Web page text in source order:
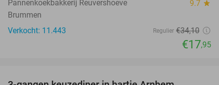
Pannenkoekbakkerij Reuvershoeve 9.7 star
Brummen
Verkocht: 11.443
Regulier €34,10
€17,95